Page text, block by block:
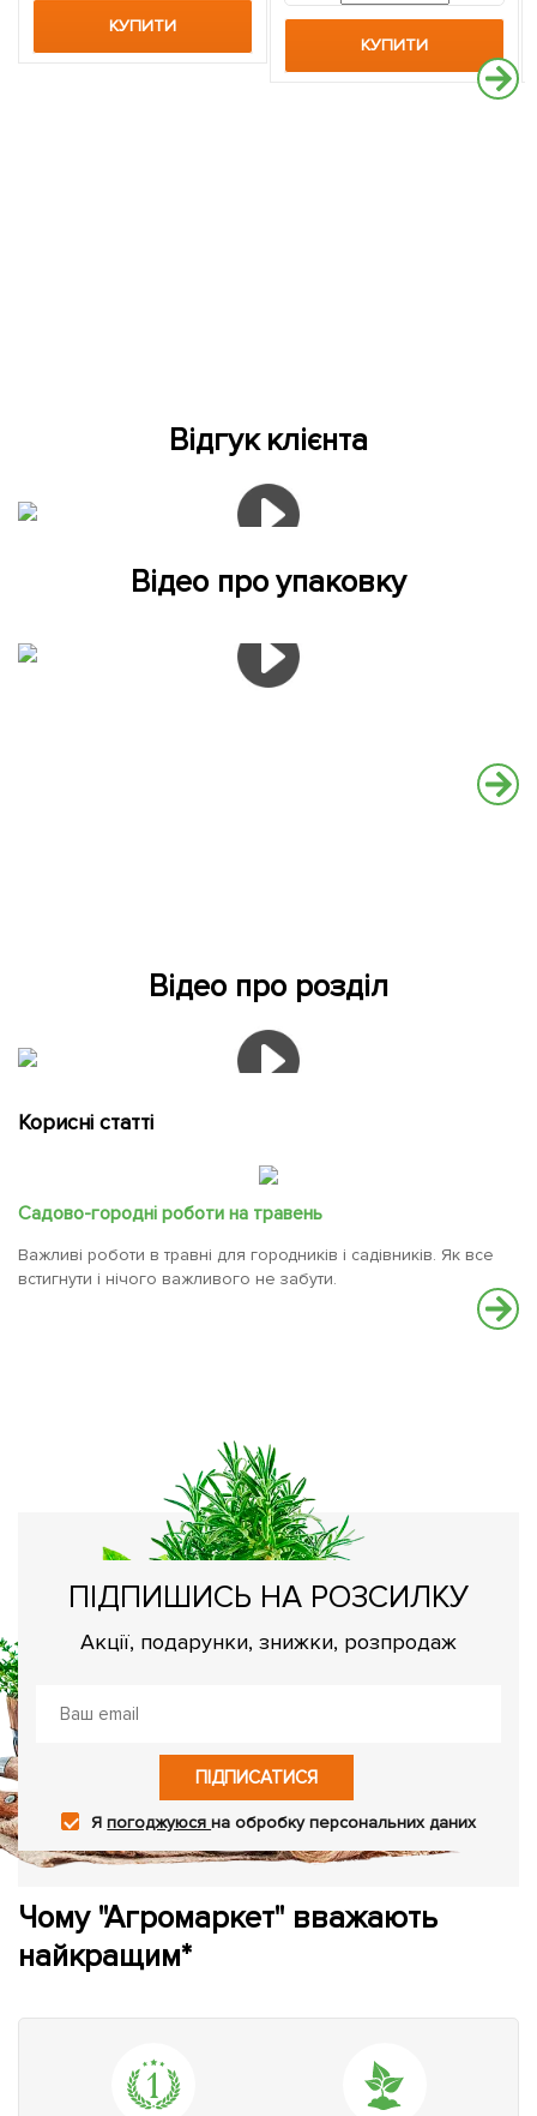
КУПИТИ
КУПИТИ
Відгук клієнта
Відео про упаковку
Відео про розділ
Корисні статті
Садово-городні роботи на травень
Важливі роботи в травні для городників і садівників. Як все
встигнути і нічого важливого не забути.
ПІДПИШИСЬ НА РОЗСИЛКУ
Акції, подарунки, знижки, розпродаж
ПІДПИСАТИСЯ
Япогоджуюсяна обробку персональних даних
Чому "Агромаркет" вважають
найкращим*